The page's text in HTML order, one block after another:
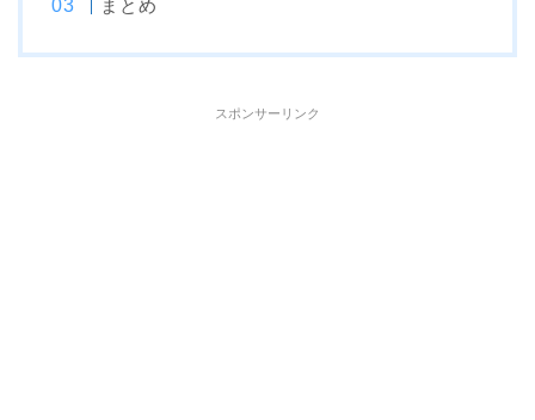
まとめ
スポンサーリンク